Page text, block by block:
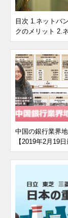
目次 1.ネットバ
クのメリット 2.
中国の銀行業界
【2019年2月19